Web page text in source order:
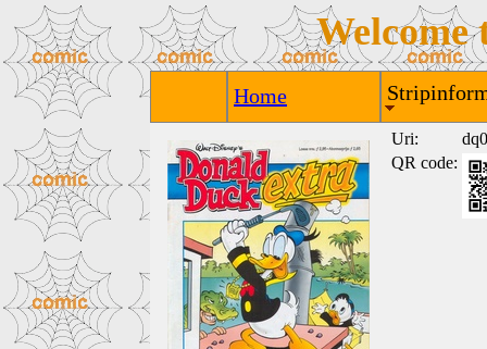
Welcome
Home
Uri:
QR code: